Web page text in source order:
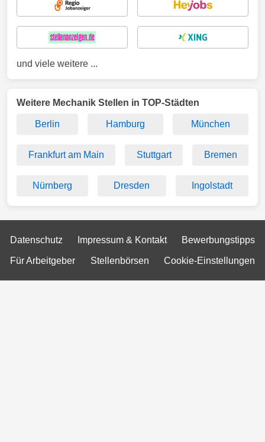
und viele weitere ...
Weitere Mechanik Stellen in TOP-Städten
Berlin Hamburg München
Frankfurt am Main Stuttgart Bremen
Nürnberg Dresden Ingolstadt
Datenschutz Impressum & Kontakt Bewerbungstipps
Für Arbeitgeber Stellenbörsen Cookie-Einstellungen